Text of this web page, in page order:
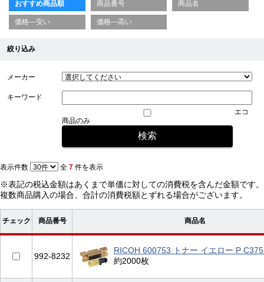
おすすめ商品順 商品番号 商品名
価格—安い 価格—高い
絞り込み
メーカー
キーワード
エコ
商品のみ
表示件数 全 7 件を表示
※表記の税込金額はあくまで単価に対しての消費税を含んだ金額です。
複数商品購入の場合、合計の消費税額とずれる場合がございます。
チェック 商品番号 商品名
992-8232
RICOH 600753 トナー イエロー P
約2000枚